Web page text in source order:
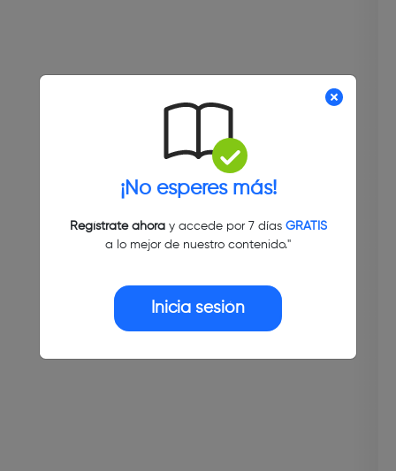
¡No esperes más!
Regístrate ahoray accede por 7 días GRATIS
a lo mejor de nuestro contenido."
Inicia sesión